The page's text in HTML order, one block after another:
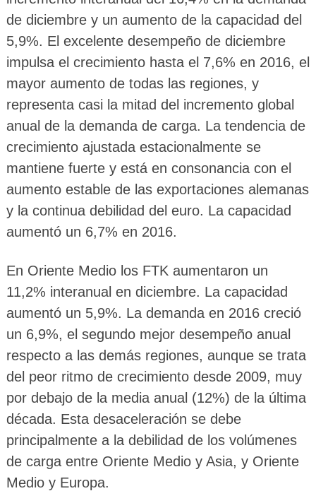
de diciembre y un aumento de la capacidad del
5,9%. El excelente desempeño de diciembre
impulsa el crecimiento hasta el 7,6% en 2016, el
mayor aumento de todas las regiones, y
representa casi la mitad del incremento global
anual de la demanda de carga. La tendencia de
crecimiento ajustada estacionalmente se
mantiene fuerte y está en consonancia con el
aumento estable de las exportaciones alemanas
y la continua debilidad del euro. La capacidad
aumentó un 6,7% en 2016.
En Oriente Medio los FTK aumentaron un
11,2% interanual en diciembre. La capacidad
aumentó un 5,9%. La demanda en 2016 creció
un 6,9%, el segundo mejor desempeño anual
respecto a las demás regiones, aunque se trata
del peor ritmo de crecimiento desde 2009, muy
por debajo de la media anual (12%) de la última
década. Esta desaceleración se debe
principalmente a la debilidad de los volúmenes
de carga entre Oriente Medio y Asia, y Oriente
Medio y Europa.